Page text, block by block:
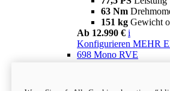
63 Nm
151 kg Gewicht
Ab 12.990 € i
Konfigurieren MEHR
698 Mono RVE
77,5 PS
Leistung